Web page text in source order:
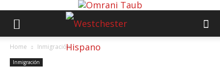
Home Inmigración
Inmigración